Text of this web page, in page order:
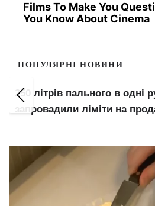
Films To Make You
You Know About Cinema
ПОПУЛЯРНІ НОВИНИ
1100 будинків можуть
зруйнована ТЕЦ досі не